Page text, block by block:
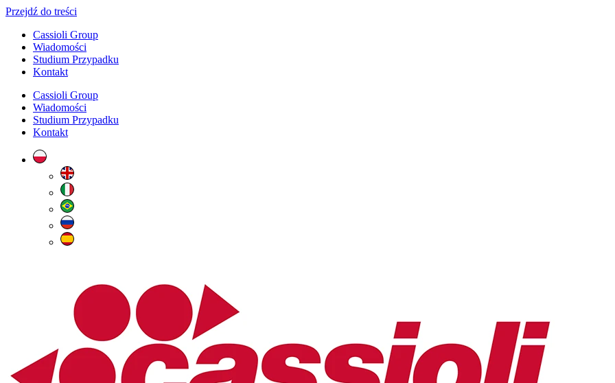
Przejdź do treści
Cassioli Group
Wiadomości
Studium Przypadku
Kontakt
Cassioli Group
Wiadomości
Studium Przypadku
Kontakt